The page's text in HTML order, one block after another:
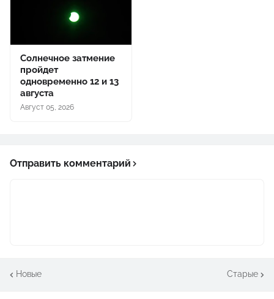
Солнечное затмение
пройдет
одновременно 12 и 13
августа
Август 05, 2026
Отправить комментарий
Новые Старые